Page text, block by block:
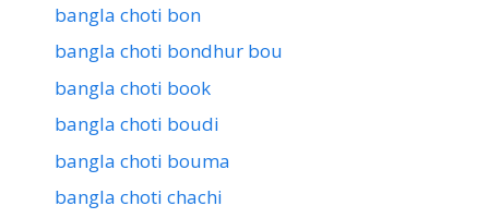
bangla choti bon
bangla choti bondhur bou
bangla choti book
bangla choti boudi
bangla choti bouma
bangla choti chachi